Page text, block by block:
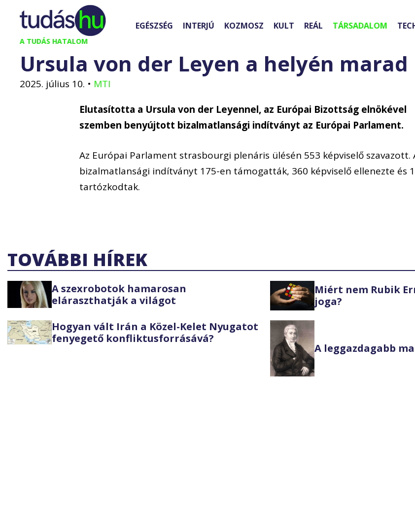
Kilépés
tartalomba
A TUDÁS HATALOM
EGÉSZSÉG INTERJÚ KOZMOSZ KULT REÁL TÁRSADALOM
Ursula von der Leyen a helyén marad
2025. július 10. • MTI
Elutasította a Ursula von der Leyennel, az Európai Bizottság elnökével
szemben benyújtott bizalmatlansági indítványt az Európai Parlament.
Az Európai Parlament strasbourgi plenáris ülésén 553 képviselő szavazott.
bizalmatlansági indítványt 175-en támogatták, 360 képviselő ellenezte és
tartózkodtak.
TOVÁBBI HÍREK
A szexrobotok hamarosan
eláraszthatják a világot
Miért nem Rubik
joga?
Hogyan vált Irán a Közel-Kelet Nyugatot
fenyegető konfliktusforrásává?
A leggazdagabb